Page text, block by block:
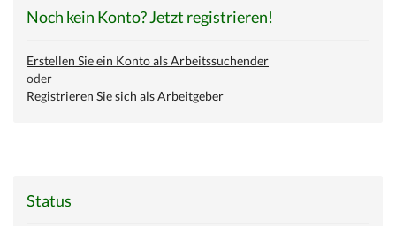
Noch kein Konto? Jetzt registrieren!
Erstellen Sie ein Konto als Arbeitssuchender
oder
Registrieren Sie sich als Arbeitgeber
Status